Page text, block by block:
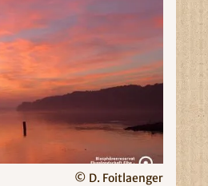
© D. Foitlaenger